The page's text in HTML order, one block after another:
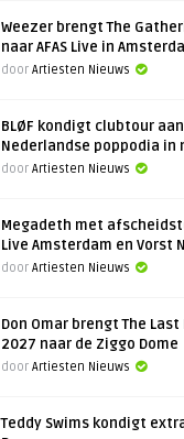
Weezer brengt The
naar AFAS Live in
doorArtiesten Nieuws
BLØF kondigt clubtour
Nederlandse poppodia in
doorArtiesten Nieuws
Megadeth met
Live Amsterdam en Vorst
doorArtiesten Nieuws
Don Omar brengt The Last
2027 naar de Ziggo Dome
doorArtiesten Nieuws
Teddy Swims kondigt